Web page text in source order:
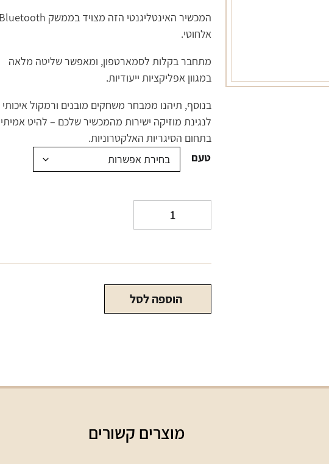
המכשיר האינטליגנטי הזה מצויד בממשק Bluetooth
אלחוטי.
מתחבר בקלות לסמארטפון, ומאפשר שליטה מלאה
במגוון אפליקציות ייעודיות.
בנוסף, תיהנו ממבחר משחקים מובנים ורמקול איכותי
לנגינת מוזיקה ישירות מהמכשיר שלכם – להיט אמיתי
בתחום הסיגריות האלקטרוניות.
טעם
30000
הוספה לסל
מוצרים קשורים